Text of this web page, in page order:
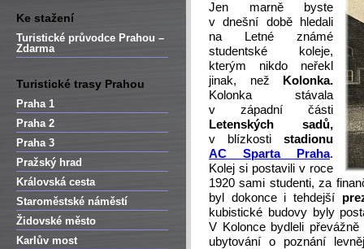
Ke stažení
Turistické průvodce Prahou –
Zdarma
Turistické trasy Prahou
Praha 1
Praha 2
Praha 3
Pražský hrad
Královská cesta
Staroměstské náměstí
Židovské město
Karlův most
Jen marně byste
v dnešní době hledali
na Letné známé
studentské koleje,
kterým nikdo neřekl
jinak, než
Kolonka.
Kolonka stávala
v západní části
Letenských sadů,
v blízkosti stadionu
AC Sparta Praha.
Kolej si postavili v roce
1920 sami studenti, za
byl dokonce i tehdejší
kubistické budovy byly
V Kolonce bydleli převážně
ubytování o poznání